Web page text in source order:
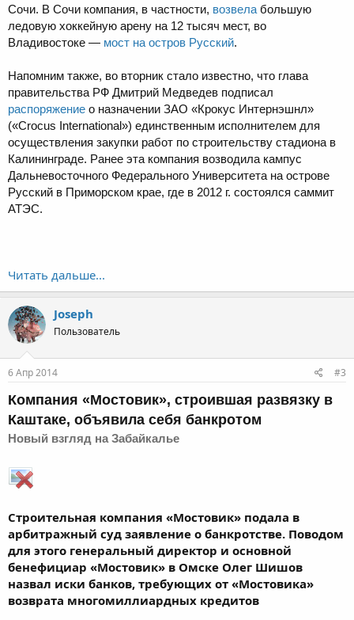
Сочи. В Сочи компания, в частности, возвела большую
ледовую хоккейную арену на 12 тысяч мест, во
Владивостоке — мост на остров Русский.
Напомним также, во вторник стало известно, что глава
правительства РФ Дмитрий Медведев подписал
распоряжение о назначении ЗАО «Крокус Интернэшнл»
(«Crocus International») единственным исполнителем для
осуществления закупки работ по строительству стадиона в
Калининграде. Ранее эта компания возводила кампус
Дальневосточного Федерального Университета на острове
Русский в Приморском крае, где в 2012 г. состоялся саммит
АТЭС.
Читать дальше...
Joseph
Пользователь
6 Апр 2014 #3
Компания «Мостовик», строившая развязку в
Каштаке, объявила себя банкротом
Новый взгляд на Забайкалье
Строительная компания «Мостовик» подала в
арбитражный суд заявление о банкротстве. Поводом
для этого генеральный директор и основной
бенефициар «Мостовик» в Омске Олег Шишов
назвал иски банков, требующих от «Мостовика»
возврата многомиллиардных кредитов